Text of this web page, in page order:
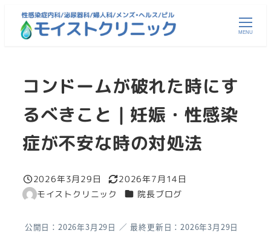
MENU
コンドームが破れた時にす
るべきこと | 妊娠・性感染
症が不安な時の対処法
投稿日
2026年3月29日
更新日
2026年7月14日
著
モイストクリニック カテゴリー
院長ブログ
公開日：2026年3月29日 ／ 最終更新日：2026年3月29日